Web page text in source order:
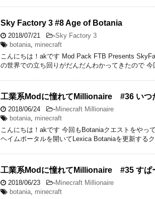
Sky Factory 3 #8 Age of Botania
2018/07/21 -Sky Factory 3
botania, minecraft
こんにちは！akです Mod Pack FTB Presents
の世界での立ち回りがだんだんわかってきたので
工業系Modに憧れてMillionaire #36 いつ
2018/06/24 -Minecraft Millionaire
botania, minecraft
こんにちは！akです 今回もBotaniaクエストをやっ
ヘイムポータルを開いてLexica Botaniaを更新する
工業系Modに憧れてMillionaire #35 すぱ
2018/06/23 -Minecraft Millionaire
botania, minecraft